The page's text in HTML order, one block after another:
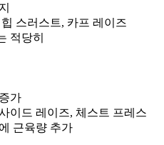
스러스트, 카프 레이즈
적당히
가
이드 레이즈, 체스트 프레스
근육량 추가